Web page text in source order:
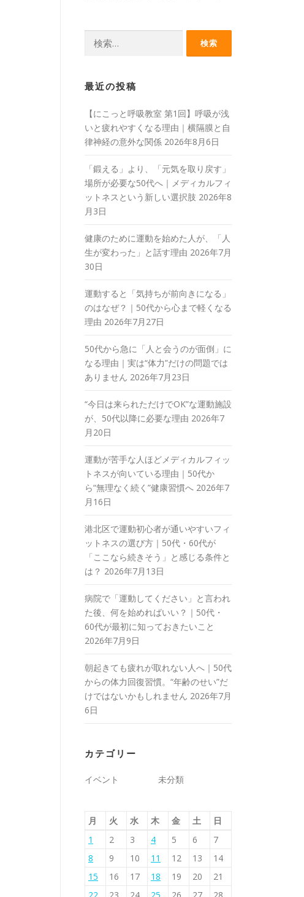
最近の投稿
【にこっと呼吸教室 第1回】呼吸が浅
いと疲れやすくなる理由｜横隔膜と自
律神経の意外な関係 2026年8月6日
「鍛える」より、「元気を取り戻す」
場所が必要な50代へ｜メディカルフィ
ットネスという新しい選択肢 2026年8
月3日
健康のために運動を始めた人が、「人
生が変わった」と話す理由 2026年7月
30日
運動すると「気持ちが前向きになる」
のはなぜ？｜50代から心まで軽くなる
理由 2026年7月27日
50代から急に「人と会うのが面倒」に
なる理由｜実は“体力”だけの問題では
ありません 2026年7月23日
“今日は来られただけでOK”な運動施設
が、50代以降に必要な理由 2026年7
月20日
運動が苦手な人ほどメディカルフィッ
トネスが向いている理由｜50代か
ら“無理なく続く”健康習慣へ 2026年7
月16日
港北区で運動初心者が通いやすいフィ
ットネスの選び方｜50代・60代が
「ここなら続きそう」と感じる条件と
は？ 2026年7月13日
病院で「運動してください」と言われ
た後、何を始めればいい？｜50代・
60代が最初に知っておきたいこと
2026年7月9日
朝起きても疲れが取れない人へ｜50代
からの体力回復習慣。“年齢のせい”だ
けではないかもしれません 2026年7月
6日
カテゴリー
イベント 未分類
月 火 水 木 金 土
日
1
2 3 4 5 6
7
8
9 10 11 12 13
14
15
16 17 18 19 20
21